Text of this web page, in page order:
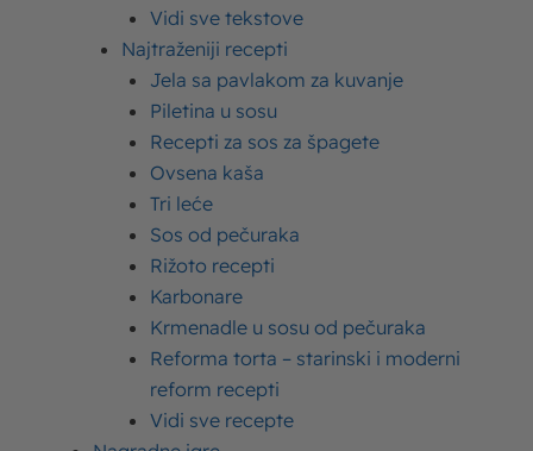
Vidi sve tekstove
Najtraženiji recepti
Jela sa pavlakom za kuvanje
Piletina u sosu
Recepti za sos za špagete
Ovsena kaša
Tri leće
Sos od pečuraka
Rižoto recepti
Karbonare
Krmenadle u sosu od pečuraka
Reforma torta – starinski i moderni
reform recepti
Vidi sve recepte
Najčitanije
Sutlijaš – recepti za sutlijaš fantastičnog
Palačinke recept – kako se prave ukusni